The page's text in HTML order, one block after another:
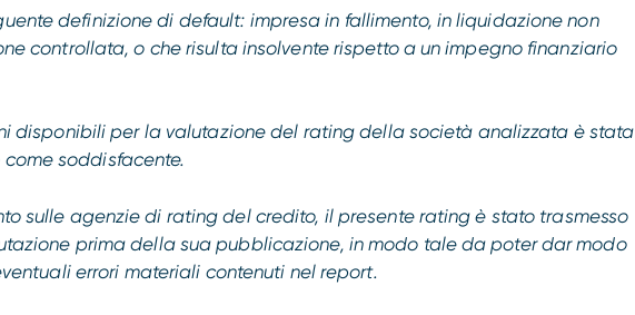
definizione di default: impresa in fallimento, in liquidazione non
controllata, o che risulta insolvente rispetto a un impegno finanziario
disponibili per la valutazione del rating della società analizzata è stata
soddisfacente.
sulle agenzie di rating del credito, il presente rating è stato trasmesso
prima della sua pubblicazione, in modo tale da poter dar modo
errori materiali contenuti nel report.